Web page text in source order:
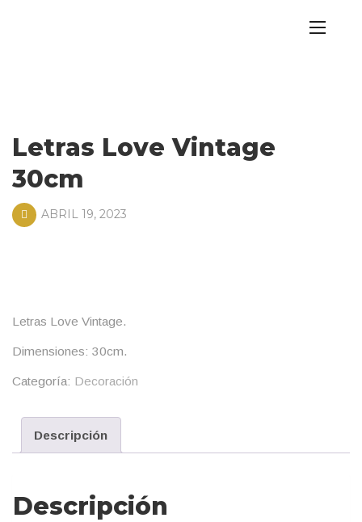
Letras Love Vintage
30cm
ABRIL 19, 2023
Letras Love Vintage.
Dimensiones: 30cm.
Categoría: Decoración
Descripción
Descripción